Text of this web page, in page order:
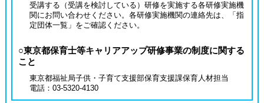
受講する（受講を検討している）研修を実施する各研修実施機
関にお問い合わせください。各研修実施機関の連絡先は、「指
定団体一覧」をご確認ください。
○東京都保育士等キャリアアップ研修事業の制度に関する
こと
東京都福祉局子供・子育て支援部保育支援課保育人材担当
電話：03-5320-4130